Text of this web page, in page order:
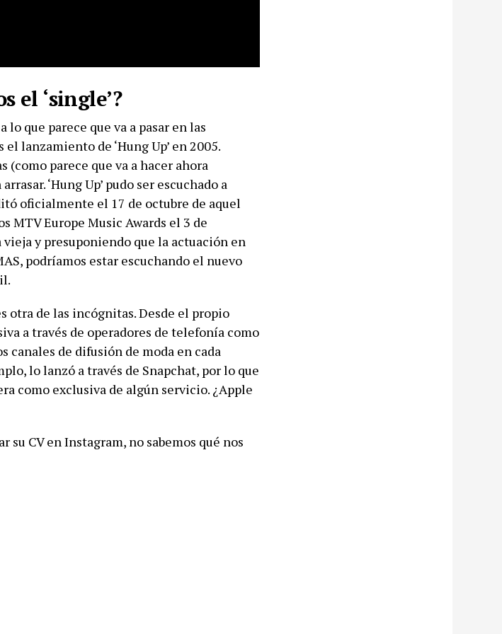
el ‘single’?
que parece que va a pasar en las
lanzamiento de ‘Hung Up’ en 2005.
(como parece que va a hacer ahora
‘Hung Up’ pudo ser escuchado a
oficialmente el 17 de octubre de aquel
MTV Europe Music Awards el 3 de
y presuponiendo que la actuación en
podríamos estar escuchando el nuevo
otra de las incógnitas. Desde el propio
a través de operadores de telefonía como
canales de difusión de moda en cada
lo lanzó a través de Snapchat, por lo que
como exclusiva de algún servicio. ¿Apple
su CV en Instagram, no sabemos qué nos